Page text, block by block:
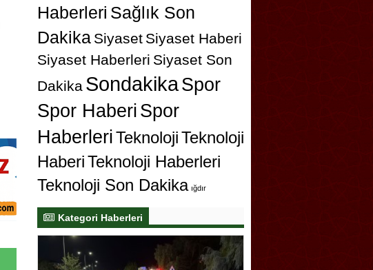
Haberleri Sağlık Son
Dakika Siyaset Siyaset Haberi
Siyaset Haberleri Siyaset Son
Dakika SondakikaSpor
Spor Haberi Spor
HaberleriTeknolojiTeknoloji
HaberiTeknoloji Haberleri
Teknoloji Son Dakika ığdır
Kategori Haberleri